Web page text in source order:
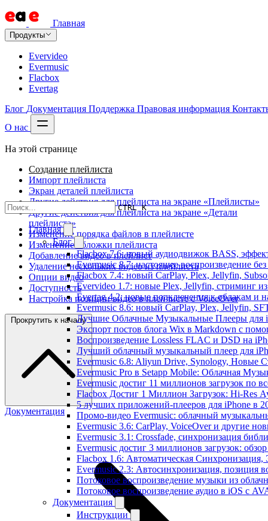
Главная
Продукты
Evervideo
Evermusic
Flacbox
Evertag
Блог Документация Поддержка Правовая информация
О нас
CTRL K
Главная
Блог
Flacbox 7.6: новый аудиодвижок BASS,
Evermusic 8.7: настоящее воспроизведение
Flacbox 7.4: новый CarPlay, Plex, Jellyfin,
Evervideo 1.7: новые Plex, Jellyfin, стриминг
Evertag 4.2: новые подключения к облакам и
Evermusic 8.6: новый CarPlay, Plex, Jellyfin,
Лучшие Облачные Музыкальные Плееры для
Экспорт постов блога Wix в Markdown с
Воспроизведение Lossless FLAC и DSD на
Лучший облачный музыкальный плеер для
Evermusic 6.8: Aliyun Drive, Synology, Новые
Evermusic Pro в Setapp Mobile: Облачная
Evermusic достиг 11 миллионов загрузок по
Flacbox Достиг 1 Миллион Загрузок: Hi-Res
5 лучших приложений-плееров для iPhone в
Промо-видео Evermusic: облачный
Evermusic 3.6: CarPlay, VoiceOver и другие
Evermusic 3.1: Crossfade, синхронизация
Evermusic достиг 3 миллионов загрузок:
Flacbox 1.6: Автоматическая
Evermusic 2.3: Автосинхронизация, позиция
Потоковое воспроизведение музыки из
Потоковое воспроизведение аудио в iOS с
Документация
Инструкции
На этой странице
Создание плейлиста
Импорт плейлиста
Экран деталей плейлиста
Другие действия для плейлиста на экране «Плейлисты»
Другие действия для плейлиста на экране «Детали
плейлиста»
Изменение порядка файлов в плейлисте
Изменение обложки плейлиста
Добавление видео в плейлист
Удаление нескольких видео из плейлиста
Опции видео
Доступность
Настройка позиции видео в плейлисте с VoiceOver
Прокрутить к началу
Документация